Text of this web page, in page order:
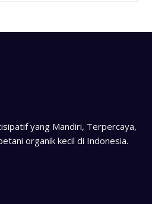
yang Mandiri, Terpercaya,
organik kecil di Indonesia.